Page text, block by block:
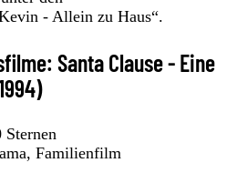
- Allein zu Haus“.
Santa Clause - Eine
Familienfilm